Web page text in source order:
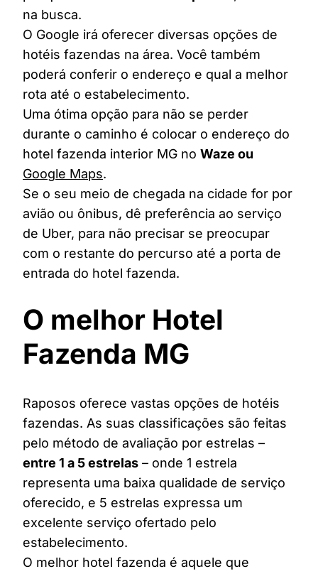
na busca.
O Google irá oferecer diversas opções de
hotéis fazendas na área. Você também
poderá conferir o endereço e qual a melhor
rota até o estabelecimento.
Uma ótima opção para não se perder
durante o caminho é colocar o endereço do
hotel fazenda interior MG no Waze ou
Google Maps.
Se o seu meio de chegada na cidade for por
avião ou ônibus, dê preferência ao serviço
de Uber, para não precisar se preocupar
com o restante do percurso até a porta de
entrada do hotel fazenda.
O melhor Hotel
Fazenda MG
Raposos oferece vastas opções de hotéis
fazendas. As suas classificações são feitas
pelo método de avaliação por estrelas –
entre 1 a 5 estrelas – onde 1 estrela
representa uma baixa qualidade de serviço
oferecido, e 5 estrelas expressa um
excelente serviço ofertado pelo
estabelecimento.
O melhor hotel fazenda é aquele que